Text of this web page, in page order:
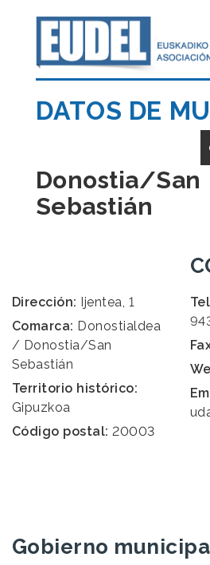
DATOS DE
Donostia/San
Sebastián
Dirección: Ijentea, 1
Comarca: Donostialdea
/ Donostia/San
Sebastián
Territorio histórico:
Gipuzkoa
Código postal: 20003
Gobierno